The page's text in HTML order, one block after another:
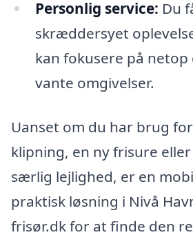
Personlig service: Du
skræddersyet
kan fokusere på netop
vante omgivelser.
Uanset om du har brug
klipning, en ny frisure
særlig lejlighed, er en
praktisk løsning i Nivå
frisør.dk for at finde den